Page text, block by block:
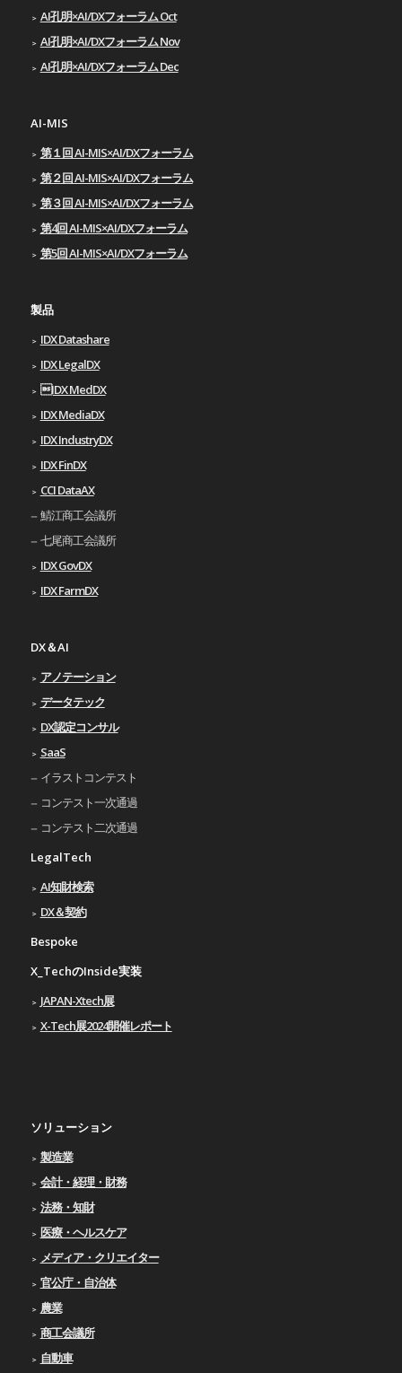
AI孔明×AI/DXフォーラム Oct
AI孔明×AI/DXフォーラム Nov
AI孔明×AI/DXフォーラム Dec
AI-MIS
第１回 AI-MIS×AI/DXフォーラム
第２回 AI-MIS×AI/DXフォーラム
第３回 AI-MIS×AI/DXフォーラム
第4回 AI-MIS×AI/DXフォーラム
第5回 AI-MIS×AI/DXフォーラム
製品
IDX Datashare
IDX LegalDX
IDX MedDX
IDX MediaDX
IDX IndustryDX
IDX FinDX
CCI DataAX
鯖江商工会議所
七尾商工会議所
IDX GovDX
IDX FarmDX
DX＆AI
アノテーション
データテック
DX認定コンサル
SaaS
イラストコンテスト
コンテスト一次通過
コンテスト二次通過
LegalTech
AI知財検索
DX＆契約
Bespoke
X_TechのInside実装
JAPAN-Xtech展
X-Tech展2024開催レポート
ソリューション
製造業
会計・経理・財務
法務・知財
医療・ヘルスケア
メディア・クリエイター
官公庁・自治体
農業
商工会議所
自動車